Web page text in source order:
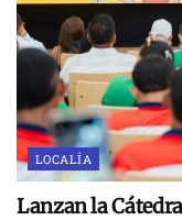
LOCALÍA
Lanzan la